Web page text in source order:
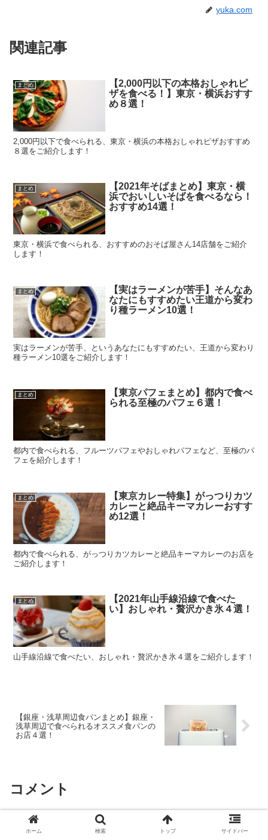
yuka.com
関連記事
まとめ
【2,000円以下の本格おしゃれピ
ザを食べる！】東京・横浜おすす
め８選！
2,000円以下で食べられる、東京・横浜の本格おしゃれピザおすすめ
８選をご紹介します！
まとめ
【2021年そばまとめ】東京・横
浜でおいしいそばを食べるなら！
おすすめ14選！
東京・横浜で食べられる、おすすめのおそば屋さん14店舗をご紹介
します！
まとめ
【実はラーメンが苦手】そんなあ
なたにもすすめたい王道から変わ
り種ラーメン10選！
実はラーメンが苦手、というあなたにもすすめたい、王道から変わり
種ラーメン10選をご紹介します！
まとめ
【東京パフェまとめ】都内で食べ
られる至極のパフェ６選！
都内で食べられる、フルーツパフェやおしゃれパフェなど、至極のパ
フェを紹介します！
まとめ
【東京カレー特集】がっつりカツ
カレーと絶品キーマカレーおすす
め12選！
都内で食べられる、がっつりカツカレーと絶品キーマカレーのお店を
ご紹介します！
まとめ
【2021年山手線沿線で食べた
い】おしゃれ・贅沢かき氷４選！
山手線沿線で食べたい、おしゃれ・贅沢かき氷４選をご紹介します！
【銀座・浅草周辺食パンまとめ】銀座・
浅草周辺で食べられるオススメ食パンの
お店４選！
コメント
コメントを書き込む
ホーム 検索 トップ サイドバー